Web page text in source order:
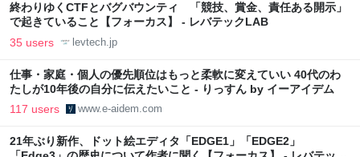
終わりゆくCTFとバグバウンティ 「競技、賞金、責任ある開示」
で起きていること【フォーカス】 - レバテックLAB
35 users levtech.jp
仕事・家庭・個人の優先順位はもっと柔軟に変えていい 40代のわ
たしが10年後の自分に伝えたいこと - りっすん by イーアイデム
117 users www.e-aidem.com
21年ぶり新作、ドット絵エディタ「EDGE1」「EDGE2」